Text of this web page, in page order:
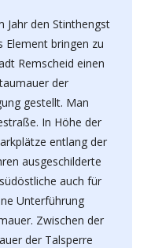
Jahr den Stinthengst
Element bringen zu
Remscheid einen
der
gestellt. Man
In Höhe der
entlang der
ausgeschilderte
auch für
Unterführung
Zwischen der
der Talsperre